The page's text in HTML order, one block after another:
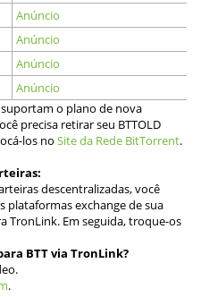
Anúncio
Anúncio
Anúncio
Anúncio
o plano de nova
precisa retirar seu BTTOLD
los no Site da Rede BitTorrent.
descentralizadas, você
plataformas exchange de sua
TronLink. Em seguida, troque-os
BTT via TronLink?
.